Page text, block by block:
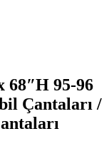
68″H 95-96
Çantaları /